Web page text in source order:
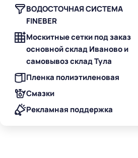
ВОДОСТОЧНАЯ СИСТЕМА
FINEBER
Москитные сетки под заказ
основной склад Иваново и
самовывоз склад Тула
Пленка полиэтиленовая
Смазки
Рекламная поддержка